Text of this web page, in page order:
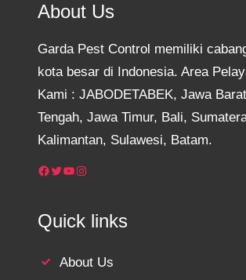
About Us
Garda Pest Control memiliki
kota besar di Indonesia. Area
Kami : JABODETABEK, Jawa
Tengah, Jawa Timur, Bali,
Kalimantan, Sulawesi, Batam.
Facebook Twitter YouTube Instagram
Quick links
About Us